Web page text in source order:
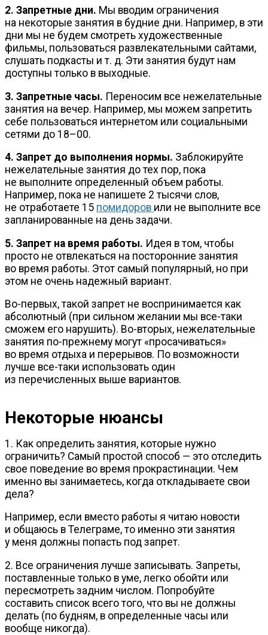
2. Запретные дни. Мы вводим ограничения
на некоторые занятия в будние дни. Например, в эти
дни мы не будем смотреть художественные
фильмы, пользоваться развлекательными сайтами,
слушать подкасты и т. д. Эти занятия будут нам
доступны только в выходные.
3. Запретные часы. Переносим все нежелательные
занятия на вечер. Например, мы можем запретить
себе пользоваться интернетом или социальными
сетями до 18–00.
4. Запрет до выполнения нормы. Заблокируйте
нежелательные занятия до тех пор, пока
не выполните определенный объем работы.
Например, пока не напишете 2 тысячи слов,
не отработаете 15 помидоров или не выполните все
запланированные на день задачи.
5. Запрет на время работы. Идея в том, чтобы
просто не отвлекаться на посторонние занятия
во время работы. Этот самый популярный, но при
этом не очень надежный вариант.
Во-первых, такой запрет не воспринимается как
абсолютный (при сильном желании мы все-таки
сможем его нарушить). Во-вторых, нежелательные
занятия по-прежнему могут «просачиваться»
во время отдыха и перерывов. По возможности
лучше все-таки использовать один
из перечисленных выше вариантов.
Некоторые нюансы
1. Как определить занятия, которые нужно
ограничить? Самый простой способ — это отследить
свое поведение во время прокрастинации. Чем
именно вы занимаетесь, когда откладываете свои
дела?
Например, если вместо работы я читаю новости
и общаюсь в Телеграме, то именно эти занятия
у меня должны попасть под запрет.
2. Все ограничения лучше записывать. Запреты,
поставленные только в уме, легко обойти или
пересмотреть задним числом. Попробуйте
составить список всего того, что вы не должны
делать (по будням, в определенные часы или
вообще никогда).